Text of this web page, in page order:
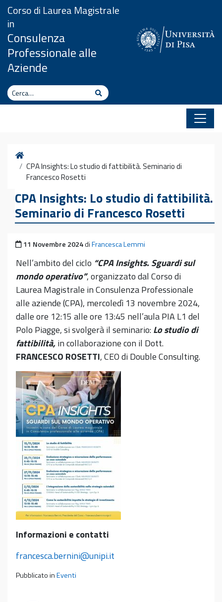
Vai al contenuto
Corso di Laurea Magistrale
in
Consulenza
Professionale alle
Aziende
Cerca Cerca
Home
CPA Insights: Lo studio di fattibilità. Seminario di
Francesco Rosetti
CPA Insights: Lo studio di fattibilità.
Seminario di Francesco Rosetti
Pubblicato il
11 Novembre 2024diFrancesca Lemmi
Nell’ambito del ciclo “CPA Insights. Sguardi sul
mondo operativo”, organizzato dal Corso di
Laurea Magistrale in Consulenza Professionale
alle aziende (CPA), mercoledì 13 novembre 2024,
dalle ore 12:15 alle ore 13:45 nell’aula PIA L1 del
Polo Piagge, si svolgerà il seminario:Lo studio di
fattibilità,in collaborazione con il Dott.
FRANCESCO ROSETTI, CEO di Double Consulting.
Informazioni e contatti
francesca.bernini@unipi.it
Pubblicato inEventi